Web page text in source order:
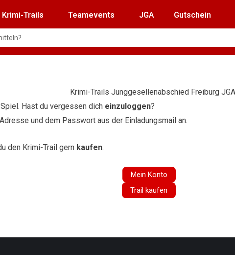
Krimi-Trails Teamevents JGA Gutschein
Hast du vergessen dich einzuloggen?
und dem Passwort aus der Einladungsmail an.
den Krimi-Trail gern kaufen.
Mein Konto
Trail kaufen